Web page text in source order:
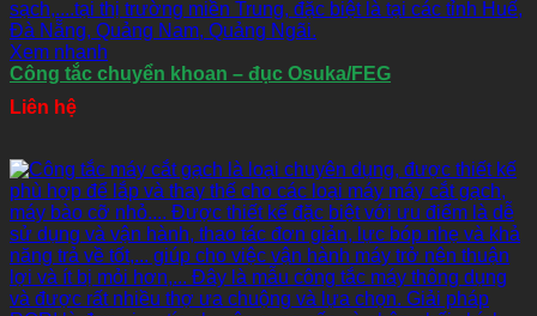
Xem nhanh
Công tắc chuyển khoan – đục Osuka/FEG
Liên hệ